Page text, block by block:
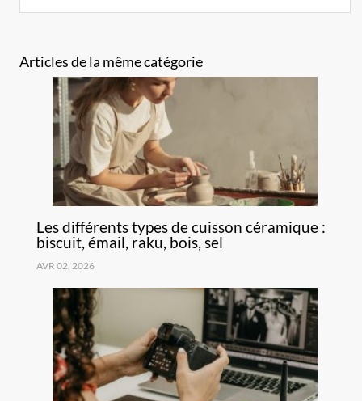
Articles de la même catégorie
Les différents types de cuisson céramique :
biscuit, émail, raku, bois, sel
AVR 02, 2026